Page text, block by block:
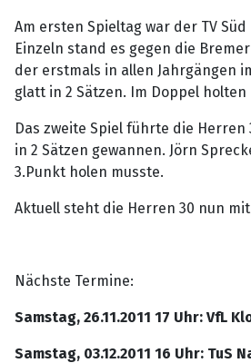
Am ersten Spieltag war der TV
Einzeln stand es gegen die
der erstmals in allen Jahrgängen
glatt in 2 Sätzen. Im Doppel
Das zweite Spiel führte die Herren
in 2 Sätzen gewannen. Jörn
3.Punkt holen musste.
Aktuell steht die Herren 30 nun
Nächste Termine:
Samstag, 26.11.2011 17 Uhr: VfL
Samstag, 03.12.2011 16 Uhr: